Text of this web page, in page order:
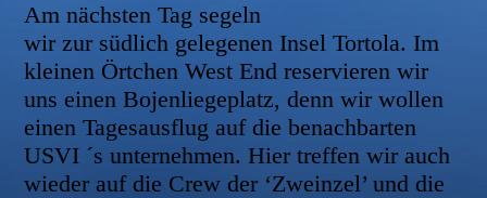
Am nächsten Tag segeln
wir zur südlich gelegenen Insel Tortola. Im
kleinen Örtchen West End reservieren wir
uns einen Bojenliegeplatz, denn wir wollen
einen Tagesausflug auf die benachbarten
USVI ´s unternehmen. Hier treffen wir auch
wieder auf die Crew der ‘Zweinzel’ und die